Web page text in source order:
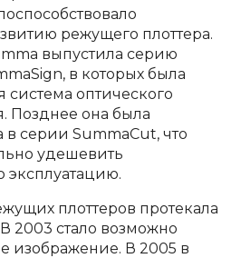
режущего плоттера.
выпустила серию
в которых была
система оптического
Позднее она была
в серии SummaCut, что
удешевить
эксплуатацию.
плоттеров протекала
2003 стало возможно
изображение. В 2005 в